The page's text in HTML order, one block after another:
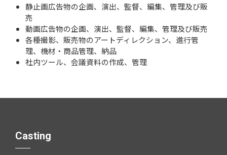
静止画広告物の企画、演出、監督、編集、管理及び販
売
動画広告物の企画、演出、監督、編集、管理及び販売
各種撮影、販売物のアートディレクション、進行管
理、機材・商品管理、納品
社内ツール、会議資料の作成、管理
Casting